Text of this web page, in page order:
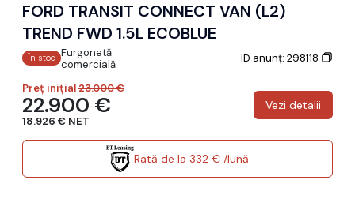
FORD TRANSIT CONNECT VAN (L2)
TREND FWD 1.5L ECOBLUE
În stoc Furgonetă
comercială
ID anunț: 298118
Preț inițial23.000 €
22.900 €
18.926 € NET
Vezi detalii
Rată de la 332 € /lună